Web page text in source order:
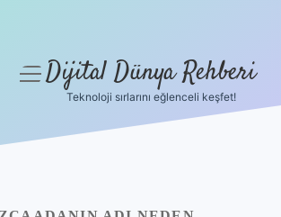
menüyüDijital Dünya Rehberi
Teknoloji sırlarını eğlenceli keşfet!